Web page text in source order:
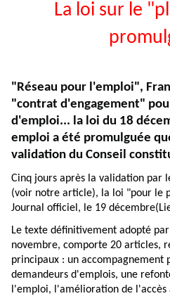
La loi sur le
"Réseau pour l'emploi",
"contrat d'engagement"
d'emploi... la loi du 18
emploi a été promulguée
validation du Conseil
Cinq jours après la validation par
(voir notre article), la loi "pour le
Journal officiel, le 19 décembre
Le texte définitivement adopté
novembre, comporte 20 articles,
principaux : un accompagnement
demandeurs d'emplois, une
l'emploi, l'amélioration de l'accès